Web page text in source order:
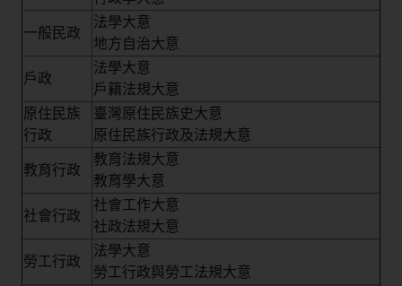
一般民政
法學大意
地方自治大意
戶政
法學大意
戶籍法規大意
原住民族
行政
臺灣原住民族史大意
原住民族行政及法規大意
教育行政
教育法規大意
教育學大意
社會行政
社會工作大意
社政法規大意
勞工行政
法學大意
勞工行政與勞工法規大意